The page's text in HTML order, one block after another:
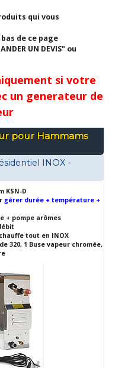
qui vous
de ce page
UN DEVIS" ou
si votre
un generateur de
pour Hammams
INOX -
KSN-D
gérer durée + température +
+ pompe arômes
tout en INOX
320, 1 Buse vapeur chromée,